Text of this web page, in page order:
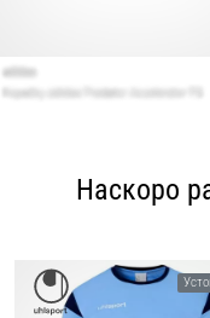
Наскоро